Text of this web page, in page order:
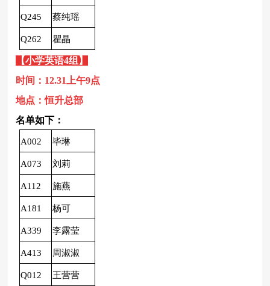
Q245 蔡纯瑶
Q262 瞿晶
【小学英语4组】
时间：12.31上午9点
地点：恒升总部
名单如下：
A002 毕琳
A073 刘莉
A112 施燕
A181 杨可
A339 李露莹
A413 周淑淑
Q012 王营营